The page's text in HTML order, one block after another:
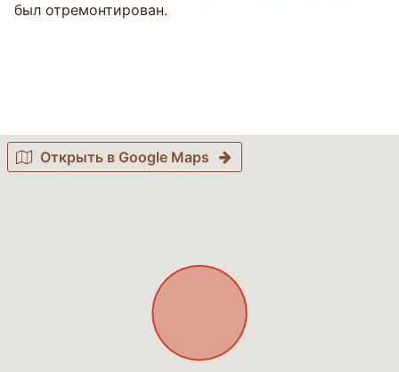
был отремонтирован.
Открыть в Google Maps